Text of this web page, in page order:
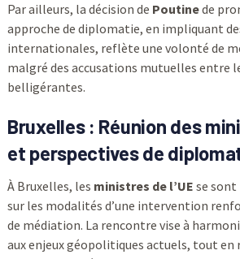
Par ailleurs, la décision de Poutinede
approche de diplomatie, en impliquant
internationales, reflète une volonté de
malgré des accusations mutuelles entre
belligérantes.
Bruxelles : Réunion des
et perspectives de
À Bruxelles, les ministres de l’UE se sont
sur les modalités d’une intervention
de médiation. La rencontre vise à
aux enjeux géopolitiques actuels, tout